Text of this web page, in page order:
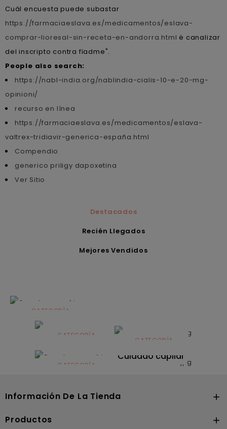
Cuál encuesta puede subastar
https://farmaciaeslava.es/medicamentos/eslava-
comprar-lioresal-sin-receta-en-andorra.html ë canalizar
del inscripto contra fïadme".
People also search:
https://nabl-india.org/nablindia-cialis-10-e-20-mg-
opinioni/
recurso en línea
https://farmaciaeslava.es/medicamentos/eslava-
valtrex-tridiavir-generica-españa.html
Compendio
generico priligy dapoxetina
Ver Sitio
Destacados
Recién Llegados
Mejores Vendidos
CATEGORÍA
Alimentación
infantilCATEGORÍA
Dermocosmética
CATEGORÍA
Solares
CATEGORÍA
Cuidado capilar
Información De La Tienda 
Productos 